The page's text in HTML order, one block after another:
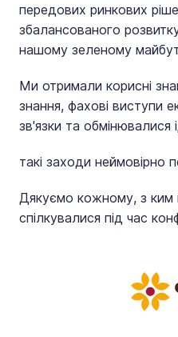
передових ринкових
збалансованого
нашому зеленому
Ми отримали корисні
знання, фахові виступи
зв'язки та обмінювалися
такі заходи неймовірно
Дякуємо кожному, з ким
спілкувалися під час